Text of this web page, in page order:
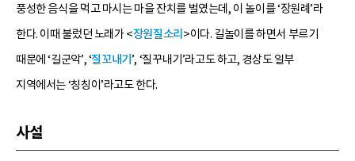
풍성한 음식을 먹고 마시는 마을 잔치를 벌였는데, 이 놀이를 ‘장원례’라
한다. 이때 불렀던 노래가 <장원질소리 >이다. 길놀이를 하면서 부르기
때문에 ‘길군악’, ‘질꼬내기 ’, ‘질꾸내기’라고도 하고, 경상도 일부
지역에서는 ‘칭칭이’라고도 한다.
사설